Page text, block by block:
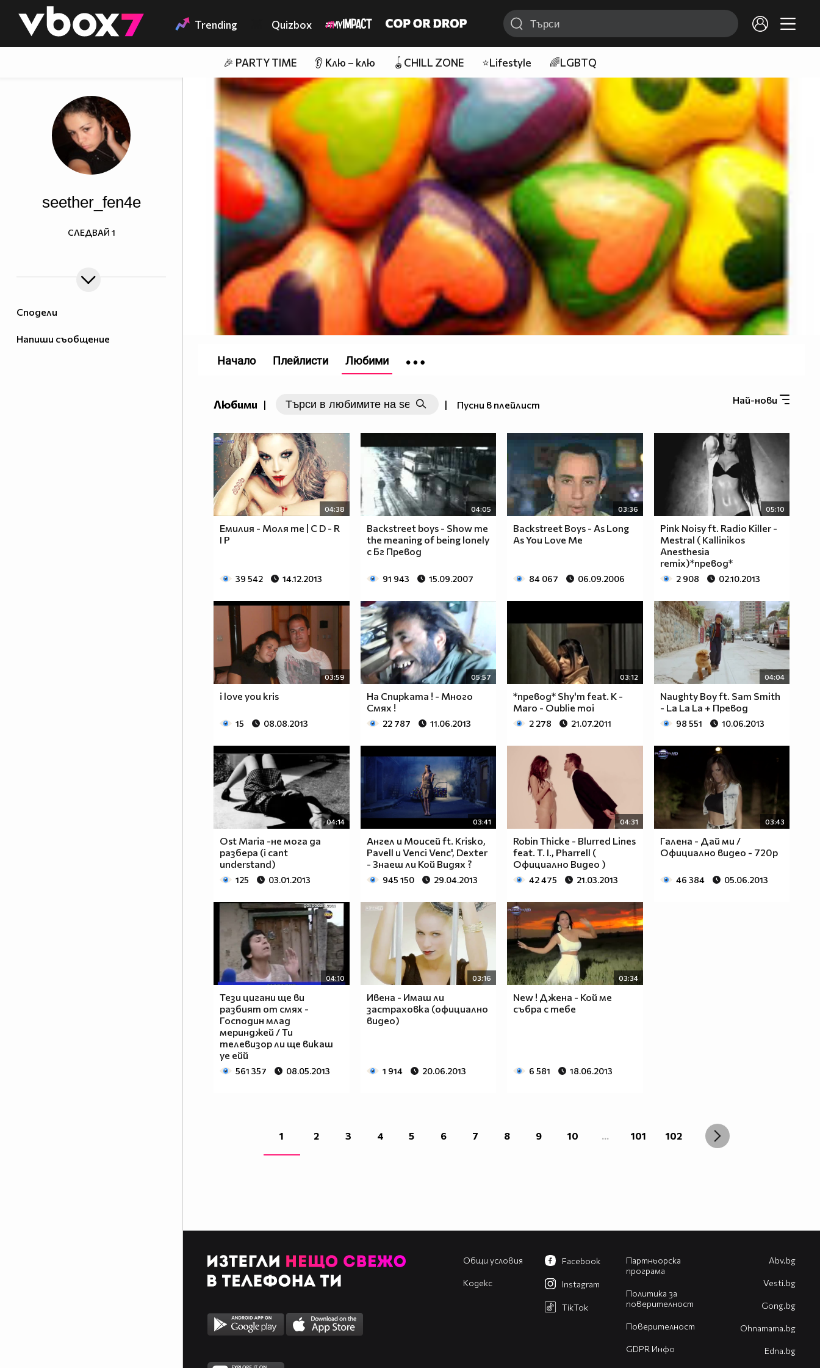
👾 Trending Quizbox
🎉 PARTY TIME 👂 Клю – клю 🪀CHILL ZONE ⭐Lifestyle 🌈LGBTQ
Сподели
Напиши съобщение
seether_fen4e
СЛЕДВАЙ 1
Любими | | Пусни в плейлист Най-нови
04:38
Емилия - Моля те | C D - R
I P
39 542 14.12.2013
04:05
Backstreet boys - Show me
the meaning of being lonely
с Бг Превод
91 943 15.09.2007
03:36
Backstreet Boys - As Long
As You Love Me
84 067 06.09.2006
05:10
Pink Noisy ft. Radio Killer -
Mestral ( Kallinikos
Anesthesia
remix)*превод*
2 908 02.10.2013
03:59
i love you kris
15 08.08.2013
05:57
На Спирката ! - Много
Смях !
22 787 11.06.2013
03:12
*превод* Shy'm feat. K -
Maro - Oublie moi
2 278 21.07.2011
04:04
Naughty Boy ft. Sam Smith
- La La La + Превод
98 551 10.06.2013
04:14
Ost Maria -не мога да
разбера (i cant
understand)
125 03.01.2013
03:41
Ангел и Моисей ft. Krisko,
Pavell и Venci Venc', Dexter
- Знаеш ли Кой Видях ?
945 150 29.04.2013
04:31
Robin Thicke - Blurred Lines
feat. T. I., Pharrell (
Официално Видео )
42 475 21.03.2013
03:43
Галена - Дай ми /
Официално видео - 720p
46 384 05.06.2013
04:10
Тези цигани ще ви
разбият от смях -
Господин млад
меринджей / Ти
телевизор ли ще викаш
уе ейй
561 357 08.05.2013
03:16
Ивена - Имаш ли
застраховка (официално
видео)
1 914 20.06.2013
03:34
New ! Джена - Кой ме
събра с тебе
6 581 18.06.2013
1 2 3 4 5 6 7 8 9 10 ... 101 102
Начало Плейлисти Любими
Общи условия
Кодекс
Партньорска
програма
Политика за
поверителност
Поверителност
GDPR Инфо
Facebook
Instagram
TikTok
Abv.bg
Vesti.bg
Gong.bg
Оhnamama.bg
Edna.bg